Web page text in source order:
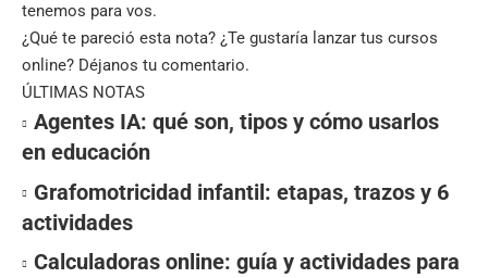
tenemos para vos.
¿Qué te pareció esta nota? ¿Te gustaría lanzar tus cursos
online? Déjanos tu comentario.
ÚLTIMAS NOTAS
Agentes IA: qué son, tipos y cómo usarlos
en educación
Grafomotricidad infantil: etapas, trazos y 6
actividades
Calculadoras online: guía y actividades para